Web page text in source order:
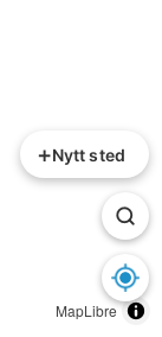
MapLibre
+Nytt sted